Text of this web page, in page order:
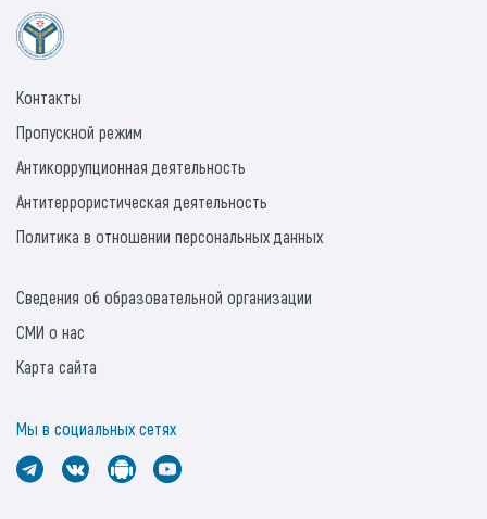
Контакты
Пропускной режим
Антикоррупционная деятельность
Антитеррористическая деятельность
Политика в отношении персональных данных
Сведения об образовательной организации
СМИ о нас
Карта сайта
Мы в социальных сетях